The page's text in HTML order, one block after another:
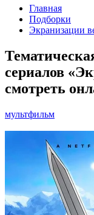
Главная
Подборки
Экранизации
сериалов
смотреть
мультфильм